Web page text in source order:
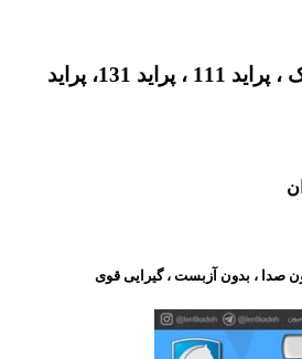
پراید صبا ، پراید هاچ بک ، پراید 111 ، پراید 131، پراید
صدا ، بدون آزبست ، گیرایی قوی​